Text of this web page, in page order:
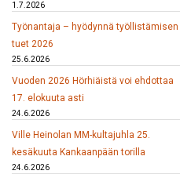
1.7.2026
Työnantaja – hyödynnä työllistämisen
tuet 2026
25.6.2026
Vuoden 2026 Hörhiäistä voi ehdottaa
17. elokuuta asti
24.6.2026
Ville Heinolan MM-kultajuhla 25.
kesäkuuta Kankaanpään torilla
24.6.2026